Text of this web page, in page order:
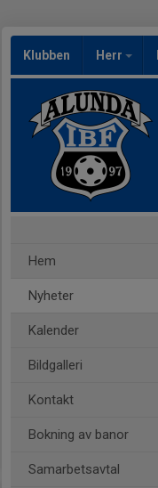
Klubben Herr
Hem
Nyheter
Kalender
Bildgalleri
Kontakt
Bokning av banor
Samarbetsavtal